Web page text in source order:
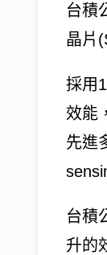
台積
晶片
採用
效能
先進
台積
升的